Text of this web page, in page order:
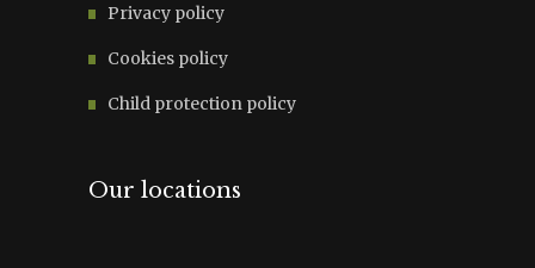
Privacy policy
Cookies policy
Child protection policy
Our locations